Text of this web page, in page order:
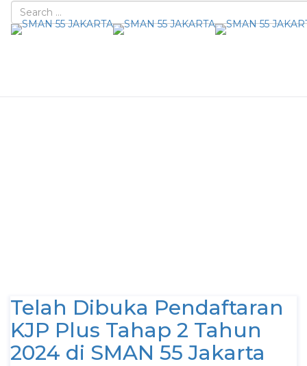
Telah Dibuka Pendaftaran
KJP Plus Tahap 2 Tahun
2024 di SMAN 55 Jakarta